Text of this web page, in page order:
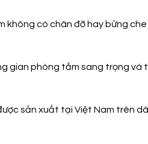
không có chân đỡ hay bửng
gian phòng tắm sang trọng
sản xuất tại Việt Nam trên